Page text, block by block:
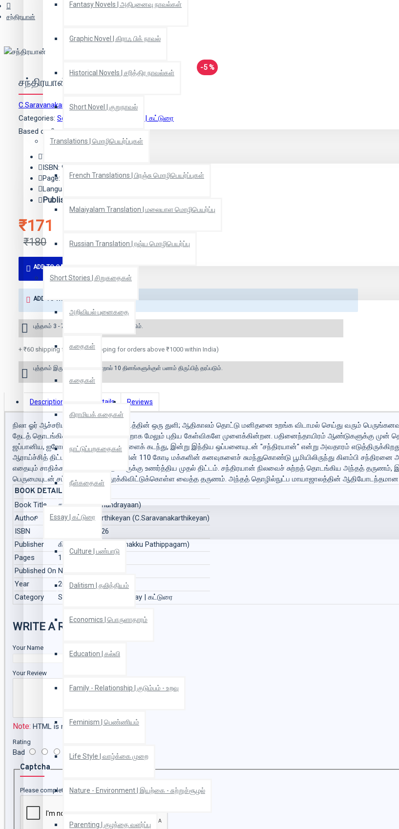
Fantasy Novels | அதிபுனைவு நாவல்கள்
Graphic Novel | கிராஃ பிக் நாவல்
Historical Novels | சரித்திர நாவல்கள்
Short Novel | குறுநாவல்
Translations | மொழிபெயர்ப்புகள்
French Translations | பிரஞ்சு மொழிபெயர்ப்புகள்
Malaiyalam Translation | மலையாள மொழிபெயர்ப்பு
Russian Translation | ரஷ்ய மொழிபெயர்ப்பு
Short Stories | சிறுகதைகள்
அறிவியல் புனைகதை
கதைகள்
கதைகள்
கிராமியக் கதைகள்
நாட்டுப்புறகதைகள்
நீள்கதைகள்
Essay | கட்டுரை
Culture | பண்பாடு
Dalitism | தலித்தியம்
Economics | பொருளாதாரம்
Education | கல்வி
Family - Relationship | குடும்பம் - உறவு
Feminism | பெண்ணியம்
Life Style | வாழ்க்கை முறை
Nature - Environment | இயற்கை - சுற்றுச்சூழல்
Parenting | குழந்தை வளர்ப்பு
சந்திரயான்
-5 %
சந்திரயான்
C.Saravanakarthikeyan(ஆசிரியர்)
Categories: Science | அறிவியல்
Essay | கட்டுரை
Based on 0 reviews.
₹171
₹180
Year: 2009
ISBN: 9788184933826
Page: 152
Language: Tamil
Publisher:
ADD TO CART
ADD TO WISH LIST
புத்தகம் 3 - 7 நாட்களில் அனுப்பி வைக்கப்படும்.
+ ₹60 shipping fee* (Free shipping for orders above ₹1000 within India)
புத்தகம் இருப்பில் இல்லை என்றால் 10 தினங்களுக்குள் பணம் திருப்பித் தரப்படும்.
Description Book Details Reviews
நிலா ஓர் ஆச்சரியம்; அண்ட பிரம்மாண்டத்தின் ஒரு துளி; ஆதிகாலம் தொட்டு மனிதனை உறங்க விடாமல் செய்து வரும்
தேடத் தொடங்கினால், பதில்களுக்கு மாறாக மேலும் புதிய கேள்விகளே முளைக்கின்றன. பதினைந்தாயிரம் ஆண்டுகளுக்கு முன்
ஜப்பானிய, ஐரோப்பிய, சீன கலாசாரங்களைக் கடந்து, இன்று இந்திய ஒப்பனையுடன் "சந்திரயான்" என்று அவதாரம்
ஆராய்ச்சித் திட்டம். சுதந்தர இந்தியாவின் 110 கோடி மக்களின் கனவுகளைச் சுமந்துகொண்டு பூமியிலிருந்து கிளம்பி
எதையும் சாதிக்க முடியும் என்பதை உலகுக்கு உணர்த்திய முதல் திட்டம். சந்திரயான் நிலவைச் சுற்றத் தொடங்கிய அந்தத்
பெருமையுடன் சட்டை காலரைத் தூக்கிவிட்டுக்கொள்ள வைத்த தருணம். அந்தத் தொழில்நுட்ப மாயாஜாலத்தின் ஆதியோடந்தமான
BOOK DETAILS
Book Title
சந்திரயான் (Chandrayaan)
Author
C.Saravanakarthikeyan (C.Saravanakarthikeyan)
ISBN
9788184933826
Publisher
கிழக்கு பதிப்பகம் (Kizhakku Pathippagam)
Pages
152
Published On Nov 2008
Year
2009
Category
Science | அறிவியல், Essay | கட்டுரை
WRITE A REVIEW
Your Name
Your Review
Note: HTML is not translated!
Rating
Bad Good
Captcha
Please complete the captcha validation below